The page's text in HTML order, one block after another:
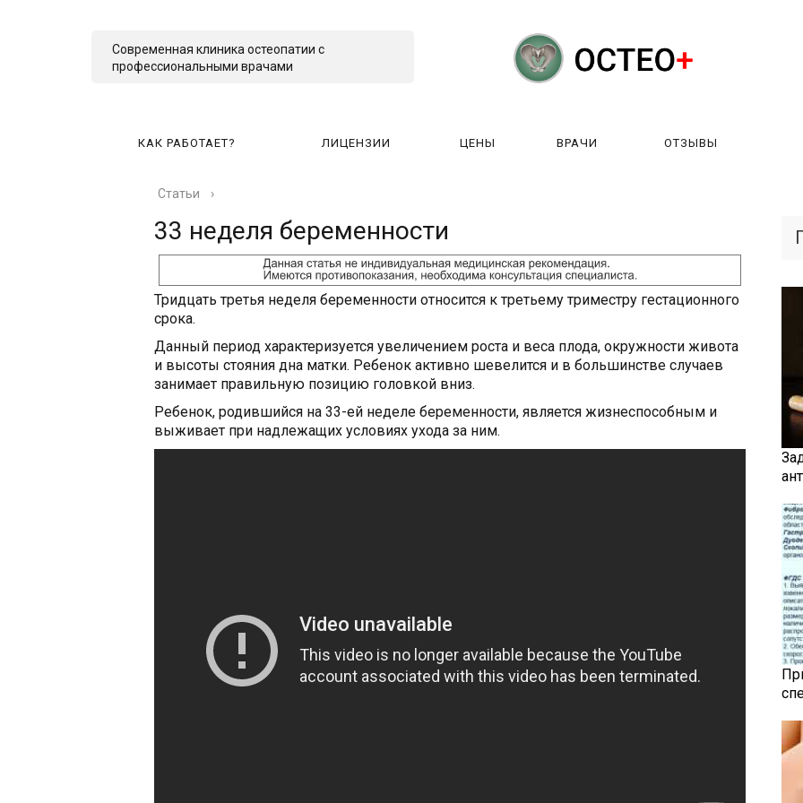
Современная клиника остеопатии с
профессиональными врачами
КАК РАБОТАЕТ? ЛИЦЕНЗИИ ЦЕНЫ ВРАЧИ ОТЗЫВЫ
Статьи ›
33 неделя беременности
Тридцать третья неделя беременности относится к третьему триместру гестационного
срока.
Данный период характеризуется увеличением роста и веса плода, окружности живота
и высоты стояния дна матки. Ребенок активно шевелится и в большинстве случаев
занимает правильную позицию головкой вниз.
Ребенок, родившийся на 33-ей неделе беременности, является жизнеспособным и
выживает при надлежащих условиях ухода за ним.